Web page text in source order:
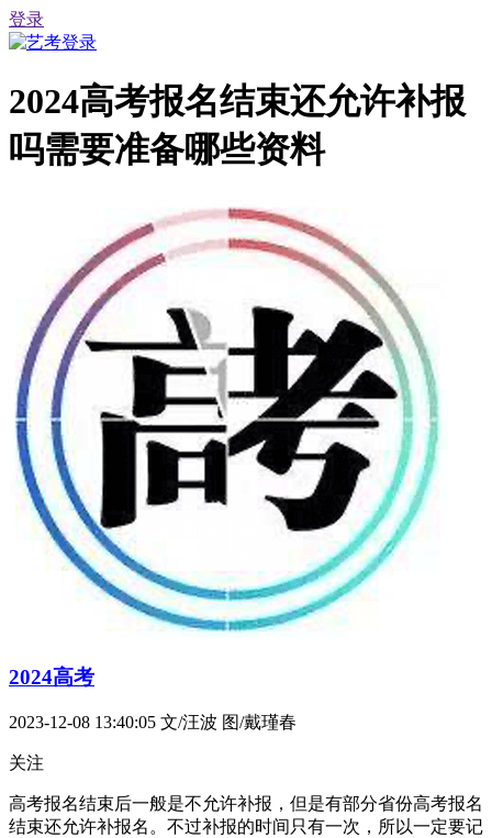
登录
2024高考报名结束还允许补报
吗需要准备哪些资料
2024高考
2023-12-08 13:40:05 文/汪波 图/戴瑾春
关注
高考报名结束后一般是不允许补报，但是有部分省份高考报名
结束还允许补报名。不过补报的时间只有一次，所以一定要记